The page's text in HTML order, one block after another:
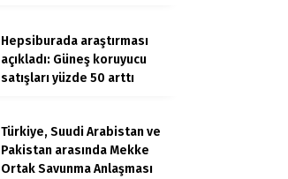
Hepsiburada araştırması
açıkladı: Güneş koruyucu
satışları yüzde 50 arttı
Türkiye, Suudi Arabistan ve
Pakistan arasında Mekke
Ortak Savunma Anlaşması